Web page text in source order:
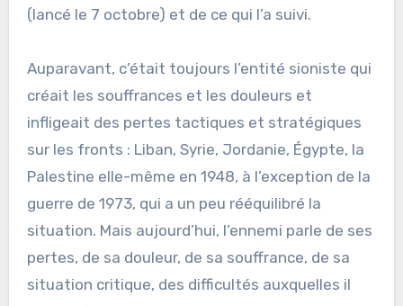
(lancé le 7 octobre) et de ce qui l’a suivi.
Auparavant, c’était toujours l’entité sioniste qui
créait les souffrances et les douleurs et
infligeait des pertes tactiques et stratégiques
sur les fronts : Liban, Syrie, Jordanie, Égypte, la
Palestine elle-même en 1948, à l’exception de la
guerre de 1973, qui a un peu rééquilibré la
situation. Mais aujourd’hui, l’ennemi parle de ses
pertes, de sa douleur, de sa souffrance, de sa
situation critique, des difficultés auxquelles il